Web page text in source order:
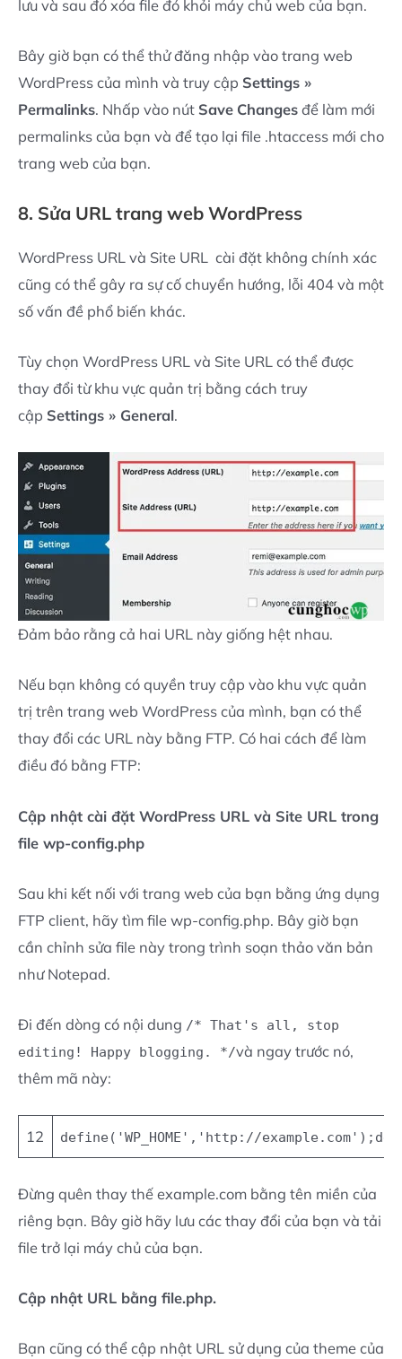
lưu và sau đó xóa file đó khỏi máy chủ web của bạn.
Bây giờ bạn có thể thử đăng nhập vào trang web
WordPress của mình và truy cập Settings »
Permalinks. Nhấp vào nút Save Changes để làm mới
permalinks của bạn và để tạo lại file .htaccess mới cho
trang web của bạn.
8. Sửa URL trang web WordPress
WordPress URL và Site URL cài đặt không chính xác
cũng có thể gây ra sự cố chuyển hướng, lỗi 404 và một
số vấn đề phổ biến khác.
Tùy chọn WordPress URL và Site URL có thể được
thay đổi từ khu vực quản trị bằng cách truy
cập Settings » General.
Đảm bảo rằng cả hai URL này giống hệt nhau.
Nếu bạn không có quyền truy cập vào khu vực quản
trị trên trang web WordPress của mình, bạn có thể
thay đổi các URL này bằng FTP. Có hai cách để làm
điều đó bằng FTP:
Cập nhật cài đặt WordPress URL và Site URL trong
file wp-config.php
Sau khi kết nối với trang web của bạn bằng ứng dụng
FTP client, hãy tìm file wp-config.php. Bây giờ bạn
cần chỉnh sửa file này trong trình soạn thảo văn bản
như Notepad.
Đi đến dòng có nội dung /* That's all, stop
editing! Happy blogging. */và ngay trước nó,
thêm mã này:
12 define( 'WP_HOME' , 'http://example.com' );
Đừng quên thay thế example.com bằng tên miền của
riêng bạn. Bây giờ hãy lưu các thay đổi của bạn và tải
file trở lại máy chủ của bạn.
Cập nhật URL bằng file.php.
Bạn cũng có thể cập nhật URL sử dụng của theme của